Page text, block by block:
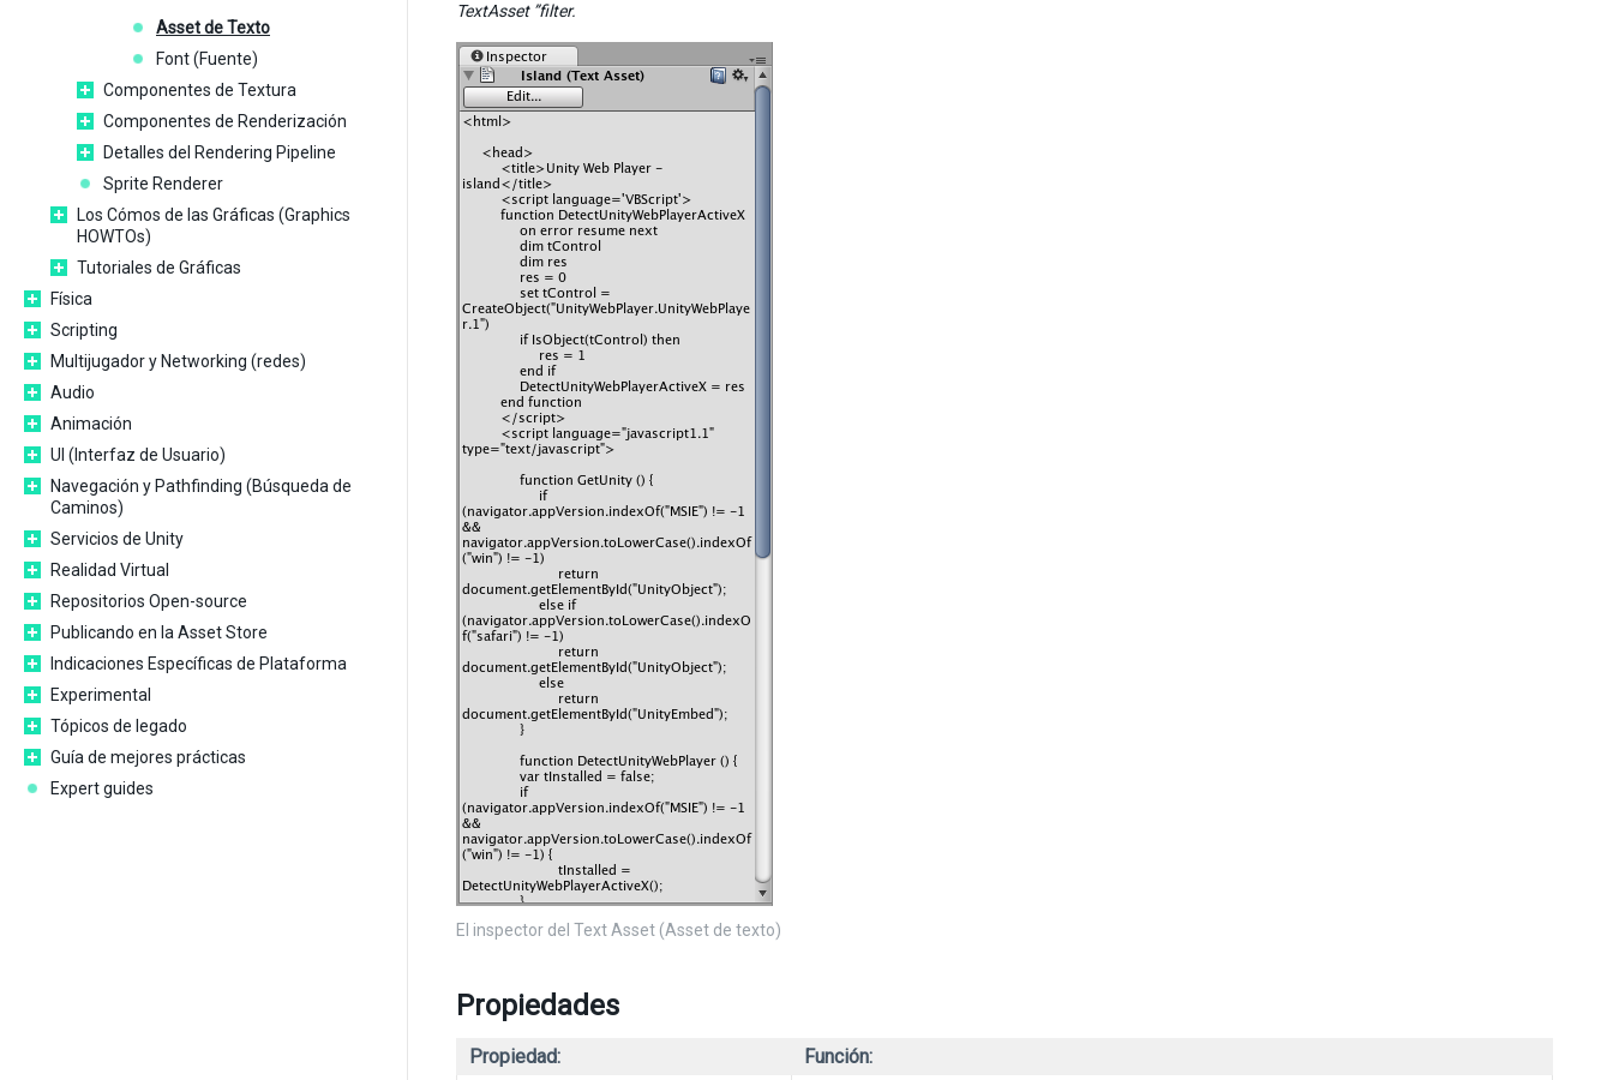
Asset de Texto
Font (Fuente)
Componentes de Textura
Componentes de Renderización
Detalles del Rendering Pipeline
Sprite Renderer
Los Cómos de las Gráficas (Graphics
HOWTOs)
Tutoriales de Gráficas
Física
Scripting
Multijugador y Networking (redes)
Audio
Animación
UI (Interfaz de Usuario)
Navegación y Pathfinding (Búsqueda de
Caminos)
Servicios de Unity
Realidad Virtual
Repositorios Open-source
Publicando en la Asset Store
Indicaciones Específicas de Plataforma
Experimental
Tópicos de legado
Guía de mejores prácticas
Expert guides
TextAsset ”filter.
El inspector del Text Asset (Asset de texto)
Propiedades
Propiedad: Función: